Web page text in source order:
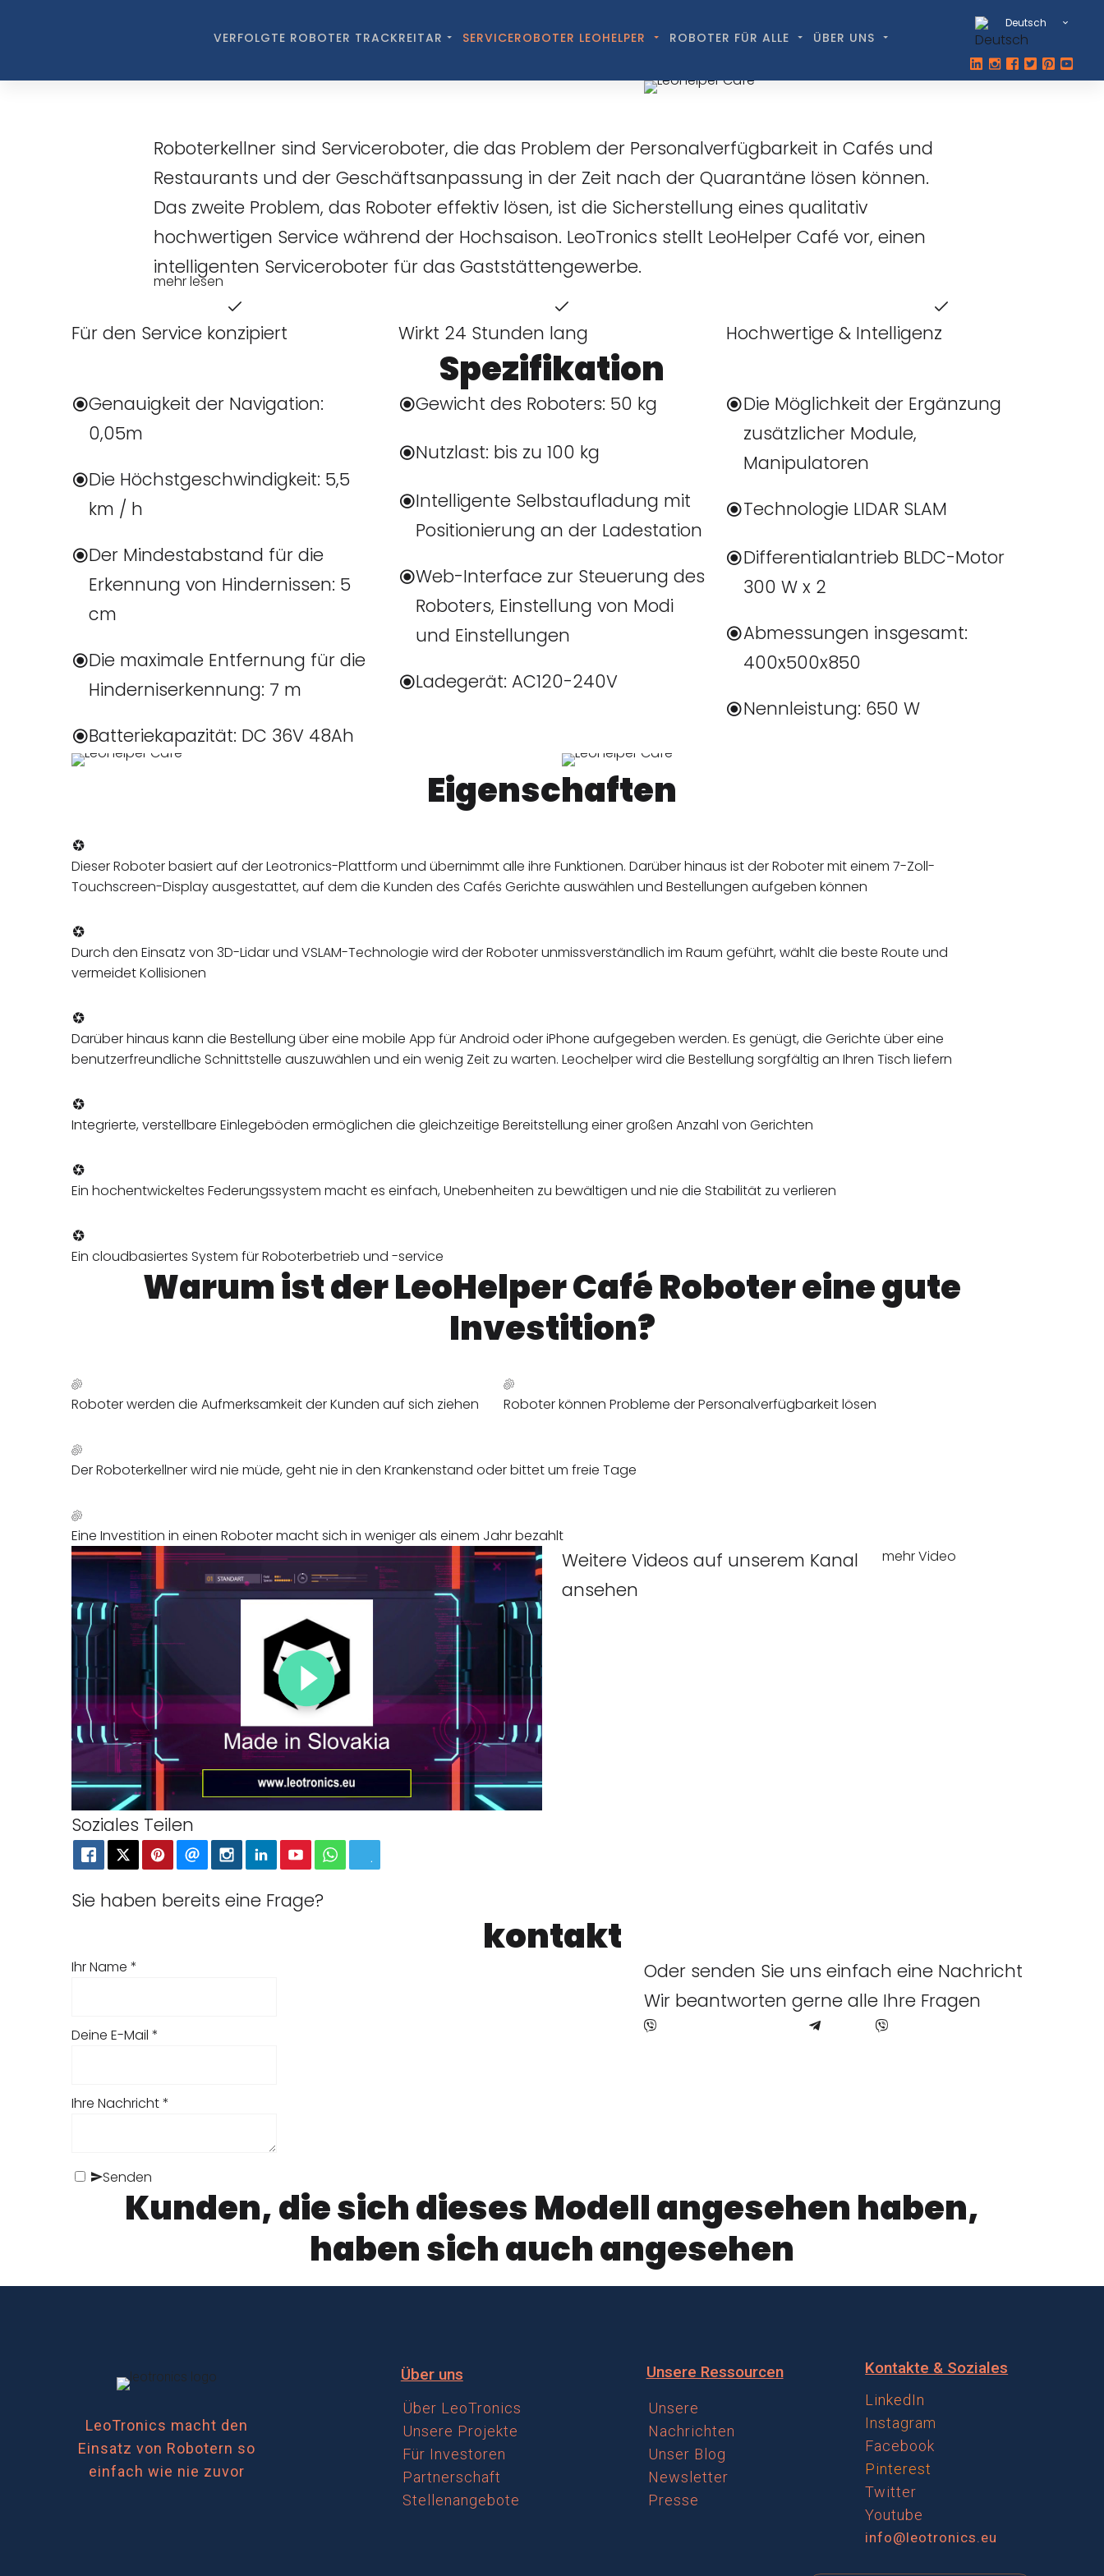
VERFOLGTE ROBOTER TRACKREITAR SERVICEROBOTER LEOHELPER ROBOTER FÜR ALLE ÜBER UNS
Deutsch
Roboterkellner sind Serviceroboter, die das Problem der Personalverfügbarkeit in Cafés und
Restaurants und der Geschäftsanpassung in der Zeit nach der Quarantäne lösen können.
Das zweite Problem, das Roboter effektiv lösen, ist die Sicherstellung eines qualitativ
hochwertigen Service während der Hochsaison. LeoTronics stellt LeoHelper Café vor, einen
intelligenten Serviceroboter für das Gaststättengewerbe.
mehr lesen
Für den Service konzipiert Wirkt 24 Stunden lang Hochwertige & Intelligenz
Spezifikation
Genauigkeit der Navigation:
0,05m
Die Höchstgeschwindigkeit: 5,5
km / h
Der Mindestabstand für die
Erkennung von Hindernissen: 5
cm
Die maximale Entfernung für die
Hinderniserkennung: 7 m
Batteriekapazität: DC 36V 48Ah
Gewicht des Roboters: 50 kg
Nutzlast: bis zu 100 kg
Intelligente Selbstaufladung mit
Positionierung an der Ladestation
Web-Interface zur Steuerung des
Roboters, Einstellung von Modi
und Einstellungen
Ladegerät: AC120-240V
Die Möglichkeit der Ergänzung
zusätzlicher Module,
Manipulatoren
Technologie LIDAR SLAM
Differentialantrieb BLDC-Motor
300 W x 2
Abmessungen insgesamt:
400x500x850
Nennleistung: 650 W
Eigenschaften
Dieser Roboter basiert auf der Leotronics-Plattform und übernimmt alle ihre Funktionen. Darüber hinaus ist der Roboter mit einem 7-Zoll-
Touchscreen-Display ausgestattet, auf dem die Kunden des Cafés Gerichte auswählen und Bestellungen aufgeben können
Durch den Einsatz von 3D-Lidar und VSLAM-Technologie wird der Roboter unmissverständlich im Raum geführt, wählt die beste Route und
vermeidet Kollisionen
Darüber hinaus kann die Bestellung über eine mobile App für Android oder iPhone aufgegeben werden. Es genügt, die Gerichte über eine
benutzerfreundliche Schnittstelle auszuwählen und ein wenig Zeit zu warten. Leochelper wird die Bestellung sorgfältig an Ihren Tisch liefern
Integrierte, verstellbare Einlegeböden ermöglichen die gleichzeitige Bereitstellung einer großen Anzahl von Gerichten
Ein hochentwickeltes Federungssystem macht es einfach, Unebenheiten zu bewältigen und nie die Stabilität zu verlieren
Ein cloudbasiertes System für Roboterbetrieb und -service
Warum ist der LeoHelper Café Roboter eine gute
Investition?
Roboter werden die Aufmerksamkeit der Kunden auf sich ziehen Roboter können Probleme der Personalverfügbarkeit lösen
Der Roboterkellner wird nie müde, geht nie in den Krankenstand oder bittet um freie Tage
Eine Investition in einen Roboter macht sich in weniger als einem Jahr bezahlt
Weitere Videos auf unserem Kanal
ansehen
mehr Video
Soziales Teilen
Sie haben bereits eine Frage?
kontakt
Ihr Name *
Deine E-Mail *
Ihre Nachricht*
Senden
Oder senden Sie uns einfach eine Nachricht
Wir beantworten gerne alle Ihre Fragen
Kunden, die sich dieses Modell angesehen haben,
haben sich auch angesehen
Medical
Polizei
Brandbekämpfung
LeoTronics macht den
Einsatz von Robotern so
einfach wie nie zuvor
Über uns
Über LeoTronics
Unsere Projekte
Für Investoren
Partnerschaft
Stellenangebote
Unsere Ressourcen
Unsere
Nachrichten
Unser Blog
Newsletter
Presse
Kontakte & Soziales
LinkedIn
Instagram
Facebook
Pinterest
Twitter
Youtube
info@leotronics.eu